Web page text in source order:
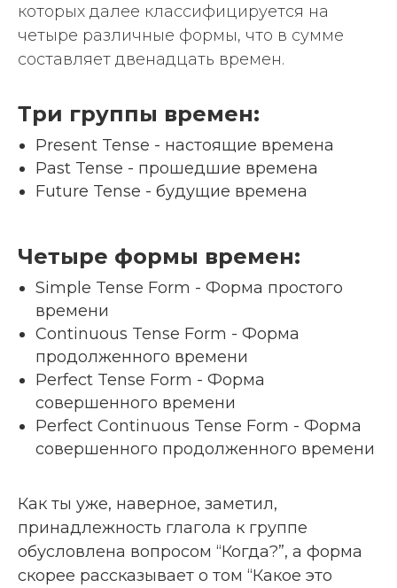
которых далее классифицируется на
четыре различные формы, что в сумме
составляет двенадцать времен.
Три группы времен:
Present Tense - настоящие времена
Past Tense - прошедшие времена
Future Tense - будущие времена
Четыре формы времен:
Simple Tense Form - Форма простого
времени
Continuous Tense Form - Форма
продолженного времени
Perfect Tense Form - Форма
совершенного времени
Perfect Continuous Tense Form - Форма
совершенного продолженного времени
Как ты уже, наверное, заметил,
принадлежность глагола к группе
обусловлена вопросом “Когда?”, а форма
скорее рассказывает о том “Какое это